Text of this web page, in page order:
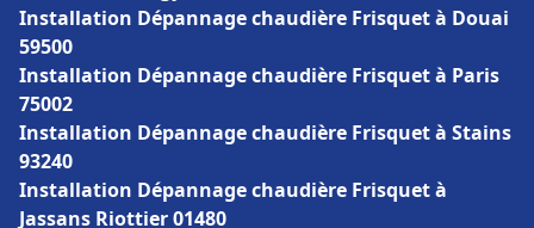
Installation Dépannage chaudière Frisquet à Douai
59500
Installation Dépannage chaudière Frisquet à Paris
75002
Installation Dépannage chaudière Frisquet à Stains
93240
Installation Dépannage chaudière Frisquet à
Jassans Riottier 01480